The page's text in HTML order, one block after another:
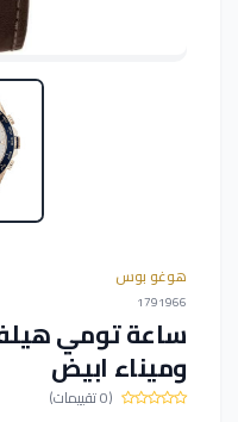
هوغو بوس
1791966
ساعة تومي
وميناء ابيض
(0 تقييمات)